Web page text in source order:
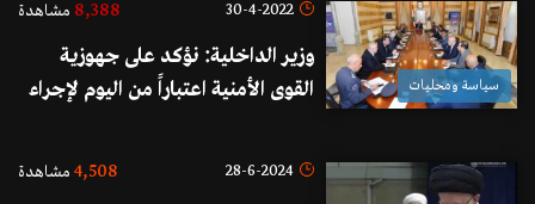
سياسة ومحليات
30-4-2022
8,388 مشاهدة
وزير الداخلية: نؤكد على جهوزية
القوى الأمنية اعتباراً من اليوم لإجراء
الكبيرة التي قد تؤدي إلى خلل أمني
28-6-2024
4,508 مشاهدة